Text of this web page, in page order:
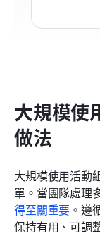
大規模使
做法
大規模使用活動
單。當團隊處理
得至關重要 。遵
保持有用、可調